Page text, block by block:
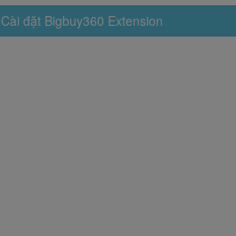
Cài đặt Bigbuy360 Extension